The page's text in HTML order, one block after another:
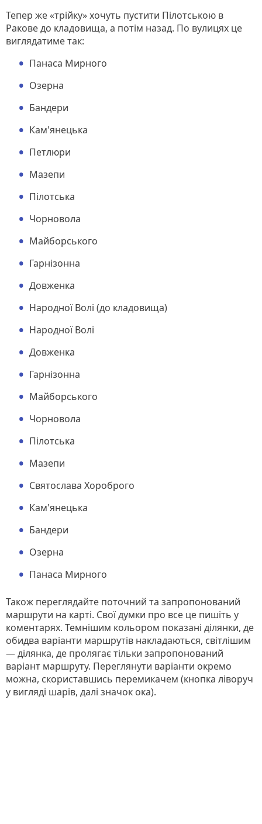
Тепер же «трійку» хочуть пустити Пілотською в
Ракове до кладовища, а потім назад. По вулицях це
виглядатиме так:
Панаса Мирного
Озерна
Бандери
Кам'янецька
Петлюри
Мазепи
Пілотська
Чорновола
Майборського
Гарнізонна
Довженка
Народної Волі (до кладовища)
Народної Волі
Довженка
Гарнізонна
Майборського
Чорновола
Пілотська
Мазепи
Святослава Хороброго
Кам'янецька
Бандери
Озерна
Панаса Мирного
Також переглядайте поточний та запропонований
маршрути на карті. Свої думки про все це пишіть у
коментарях. Темнішим кольором показані ділянки, де
обидва варіанти маршрутів накладаються, світлішим
— ділянка, де пролягає тільки запропонований
варіант маршруту. Переглянути варіанти окремо
можна, скориставшись перемикачем (кнопка ліворуч
у вигляді шарів, далі значок ока).